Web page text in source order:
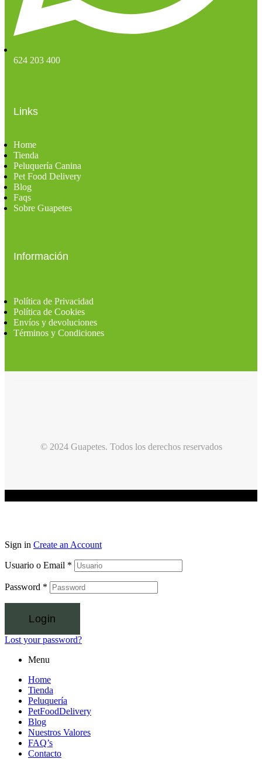
624 203 400
Links
Home
Tienda
Peluquería Canina
Pet Food Delivery
Blog
Faqs
Sobre Guapetes
Información
Política de Privacidad
Política de Cookies
Envíos y devoluciones
Términos y Condiciones
© 2024 Guapetes. Todos los derechos reservados
Sign in Create an Account
Usuario o Email *
Password *
Login
Lost your password?
Menu
Home
Tienda
Peluquería
PetFoodDelivery
Blog
Nuestros Valores
FAQ’s
Contacto